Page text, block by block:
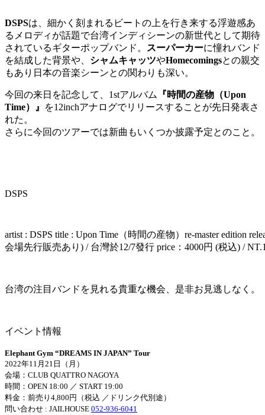
DSPSは、 細かく刻まれるビートの上を行き来する浮遊感あ
るメロディが話題で台湾インディシーンの新世代として期待
されているギターポップバンド。
スーパーカーに憧れバンド
を結成した背景や、 シャムキャッツやHomecomingsとの親交
もあり日本の音楽シーンとの関わりも深い。
今回の来日を記念して、 1stアルバム 『時間の産物（Upon
Time）』 を12inchアナログでリリースすることが先日発表さ
れた。
さらに今回のツアーでは新曲もいくつか披露予定とのこと。
DSPS
artist : DSPS title : Upon Time（時間の産物）re-master edition
会場先行販売あり) / 台灣於12/7發行 price：4000円 (税込) /
台湾の注目バンドを見れる貴重な機会、是非お見逃しなく。
イベント情報
Elephant Gym “DREAMS IN JAPAN” Tour
2022年11 月 21 日（月）
会場： CLUB QUATTRO NAGOYA
時間： OPEN 18:00 ／ START 19:00
料金：前売り 4,800 円（税込 ／ドリンク代別途）
問い合わせ : JAILHOUSE 052-936-6041